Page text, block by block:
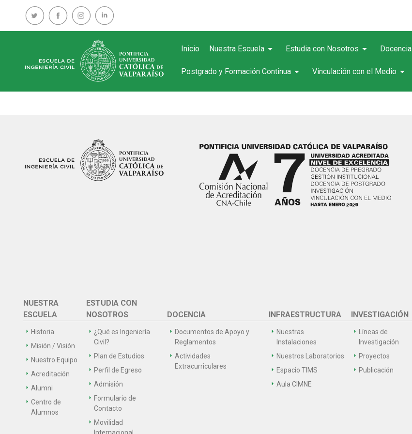
Inicio Nuestra Escuela arrow_drop_down Estudia con Nosotros arrow_drop_down Docencia
Postgrado y Formación Continua arrow_drop_down Vinculación con el Medio arrow_drop_down
NUESTRA
ESCUELA
Historia
Misión / Visión
Nuestro Equipo
Acreditación
Alumni
Centro de
Alumnos
ESTUDIA CON
NOSOTROS
¿Qué es Ingeniería
Civil?
Plan de Estudios
Perfil de Egreso
Admisión
Formulario de
Contacto
Movilidad
DOCENCIA
Documentos de Apoyo y
Reglamentos
Actividades
Extracurriculares
INFRAESTRUCTURA
Nuestras
Instalaciones
Nuestros Laboratorios
Espacio TIMS
Aula CIMNE
INVESTIGACIÓN
Líneas de
Investigación
Proyectos
Publicación